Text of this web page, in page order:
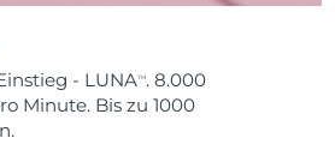
- LUNATM . 8.000
Minute. Bis zu 1000